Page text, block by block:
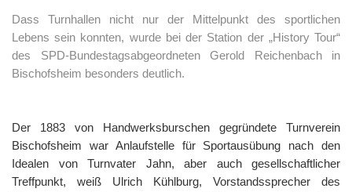
Dass Turnhallen nicht nur der Mittelpunkt des sportlichen
Lebens sein konnten, wurde bei der Station der „History Tour“
des SPD-Bundestagsabgeordneten Gerold Reichenbach in
Bischofsheim besonders deutlich.
Der 1883 von Handwerksburschen gegründete Turnverein
Bischofsheim war Anlaufstelle für Sportausübung nach den
Idealen von Turnvater Jahn, aber auch gesellschaftlicher
Treffpunkt, weiß Ulrich Kühlburg, Vorstandssprecher des